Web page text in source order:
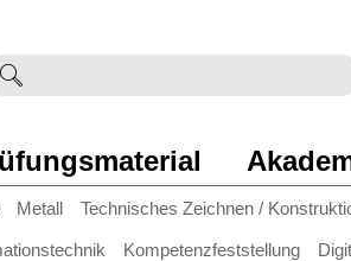
eingeben
Metall Technisches Zeichnen /
Kompetenzfeststellung